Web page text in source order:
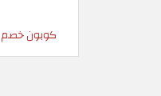
كوبون خصم